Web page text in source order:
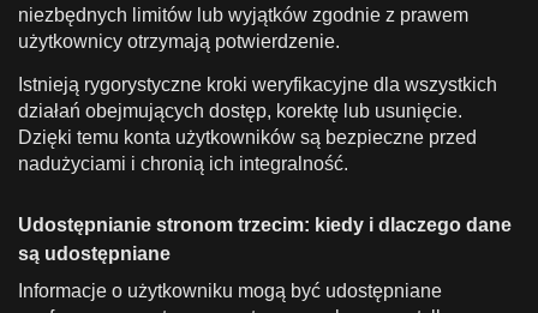
niezbędnych limitów lub wyjątków zgodnie z prawem
użytkownicy otrzymają potwierdzenie.
Istnieją rygorystyczne kroki weryfikacyjne dla wszystkich
działań obejmujących dostęp, korektę lub usunięcie.
Dzięki temu konta użytkowników są bezpieczne przed
nadużyciami i chronią ich integralność.
Udostępnianie stronom trzecim: kiedy i dlaczego dane
są udostępniane
Informacje o użytkowniku mogą być udostępniane